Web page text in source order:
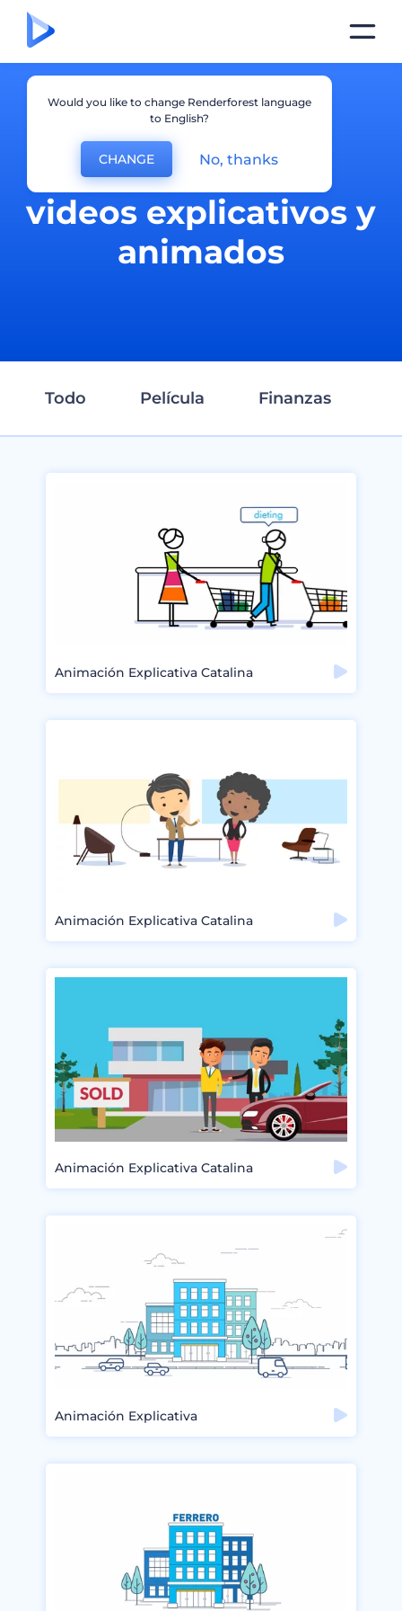
Producción de
videos explicativos y
animados
Todo Película Finanzas
Animación Explicativa Catalina
Animación Explicativa Catalina
Animación Explicativa Catalina
Animación Explicativa
Would you like to change Renderforest language
to English?
CHANGE No, thanks